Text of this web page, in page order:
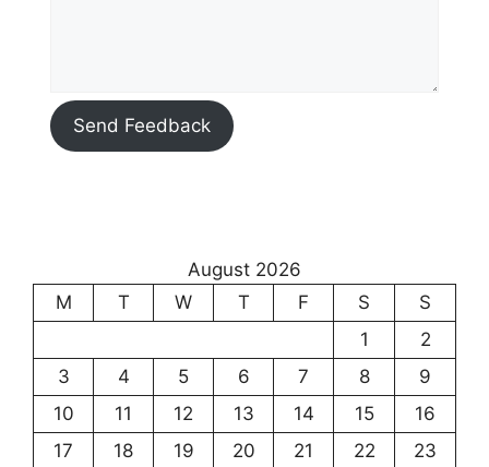
Send Feedback
August 2026
M
T W T F S
S
1
2
3
4 5 6 7 8
9
10
11 12 13 14 15
16
17
18 19 20 21 22
23